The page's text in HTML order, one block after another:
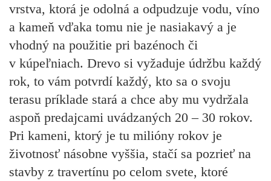
vrstva, ktorá je odolná a odpudzuje vodu, víno
a kameň vďaka tomu nie je nasiakavý a je
vhodný na použitie pri bazénoch či
v kúpeľniach. Drevo si vyžaduje údržbu každý
rok, to vám potvrdí každý, kto sa o svoju
terasu príklade stará a chce aby mu vydržala
aspoň predajcami uvádzaných 20 – 30 rokov.
Pri kameni, ktorý je tu milióny rokov je
životnosť násobne vyššia, stačí sa pozrieť na
stavby z travertínu po celom svete, ktoré